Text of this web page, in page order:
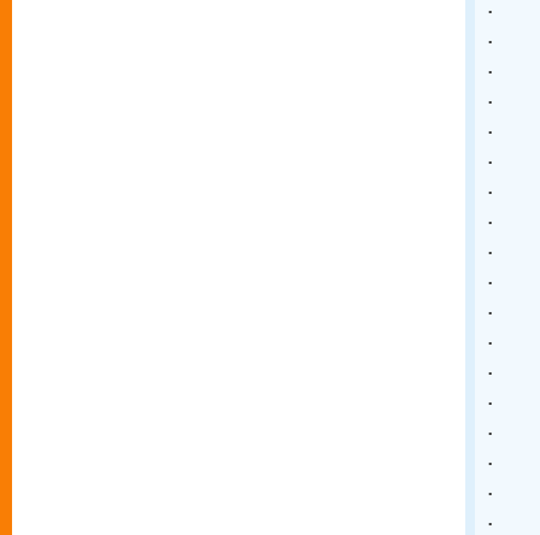
.
.
.
.
.
.
.
.
.
.
.
.
.
.
.
.
.